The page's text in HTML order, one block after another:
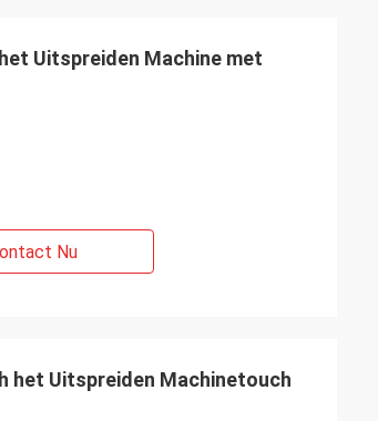
Uitspreiden Machine met
Nu
het Uitspreiden Machinetouch